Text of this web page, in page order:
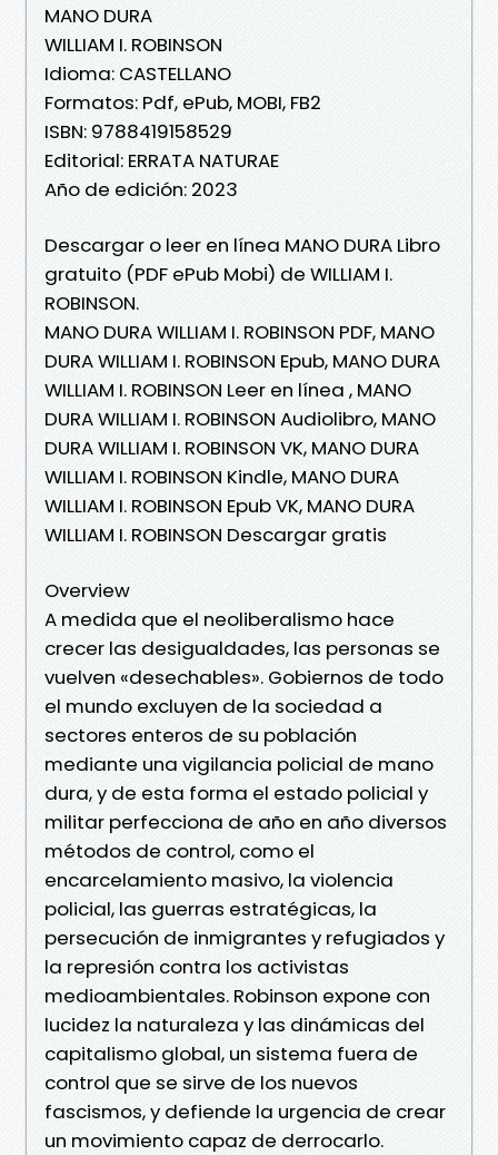
MANO DURA
WILLIAM I. ROBINSON
Idioma: CASTELLANO
Formatos: Pdf, ePub, MOBI, FB2
ISBN: 9788419158529
Editorial: ERRATA NATURAE
Año de edición: 2023
Descargar o leer en línea MANO DURA Libro
gratuito (PDF ePub Mobi) de WILLIAM I.
ROBINSON.
MANO DURA WILLIAM I. ROBINSON PDF, MANO
DURA WILLIAM I. ROBINSON Epub, MANO DURA
WILLIAM I. ROBINSON Leer en línea , MANO
DURA WILLIAM I. ROBINSON Audiolibro, MANO
DURA WILLIAM I. ROBINSON VK, MANO DURA
WILLIAM I. ROBINSON Kindle, MANO DURA
WILLIAM I. ROBINSON Epub VK, MANO DURA
WILLIAM I. ROBINSON Descargar gratis
Overview
A medida que el neoliberalismo hace
crecer las desigualdades, las personas se
vuelven «desechables». Gobiernos de todo
el mundo excluyen de la sociedad a
sectores enteros de su población
mediante una vigilancia policial de mano
dura, y de esta forma el estado policial y
militar perfecciona de año en año diversos
métodos de control, como el
encarcelamiento masivo, la violencia
policial, las guerras estratégicas, la
persecución de inmigrantes y refugiados y
la represión contra los activistas
medioambientales. Robinson expone con
lucidez la naturaleza y las dinámicas del
capitalismo global, un sistema fuera de
control que se sirve de los nuevos
fascismos, y defiende la urgencia de crear
un movimiento capaz de derrocarlo.